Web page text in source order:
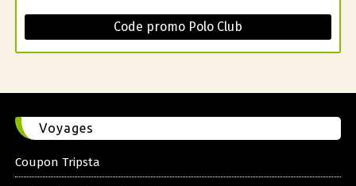
Code promo Polo Club
Voyages
Coupon Tripsta